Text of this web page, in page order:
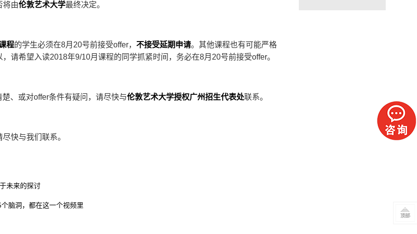
将由伦敦艺术大学最终决定。
程的学生必须在8月20号前接受offer， 不接受延期申请。其他课程也有可能严格
请希望入读2018年9/10月课程的同学抓紧时间，务必在8月20号前接受offer。
、或对offer条件有疑问，请尽快与伦敦艺术大学授权广州招生代表处联系。
快与我们联系。
未来的探讨
脑洞，都在这一个视频里